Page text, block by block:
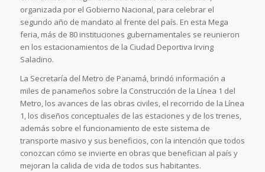
organizada por el Gobierno Nacional, para celebrar el
segundo año de mandato al frente del país. En esta Mega
feria, más de 80 instituciones gubernamentales se reunieron
en los estacionamientos de la Ciudad Deportiva Irving
Saladino.
La Secretaría del Metro de Panamá, brindó información a
miles de panameños sobre la Construcción de la Línea 1 del
Metro, los avances de las obras civiles, el recorrido de la Línea
1, los diseños conceptuales de las estaciones y de los trenes,
además sobre el funcionamiento de este sistema de
transporte masivo y sus beneficios, con la intención que todos
conozcan cómo se invierte en obras que benefician al país y
mejoran la calida de vida de todos sus habitantes.